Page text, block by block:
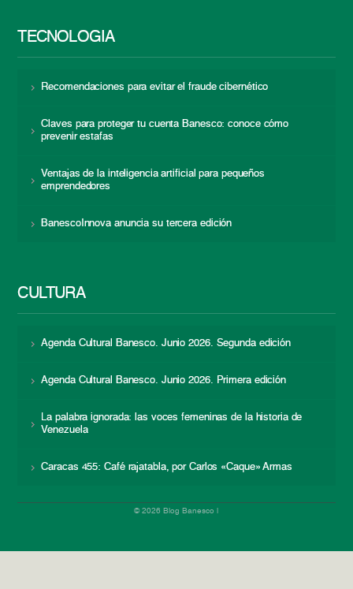
TECNOLOGÍA
Recomendaciones para evitar el fraude cibernético
Claves para proteger tu cuenta Banesco: conoce cómo
prevenir estafas
Ventajas de la inteligencia artificial para pequeños
emprendedores
BanescoInnova anuncia su tercera edición
CULTURA
Agenda Cultural Banesco. Junio 2026. Segunda edición
Agenda Cultural Banesco. Junio 2026. Primera edición
La palabra ignorada: las voces femeninas de la historia de
Venezuela
Caracas 455: Café rajatabla, por Carlos «Caque» Armas
© 2026 Blog Banesco |